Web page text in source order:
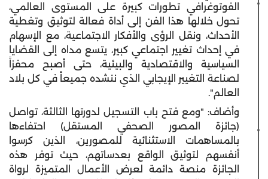
الفوتوغرافي تطورات كبيرة على المستوى العالمي،
تحول خلالها هذا الفن إلى أداة فعالة لتوثيق وتغطية
الأحداث، ونقل الرؤى والأفكار الاجتماعية، مع الإسهام
في إحداث تغيير اجتماعي كبير، يتسع مداه إلى القضايا
السياسية والاقتصادية والبيئية، حتى أصبح محفزاً
لصناعة التغيير الإيجابي الذي ننشده جميعاً في كل بلاد
العالم".
وأضاف: "ومع فتح باب التسجيل لدورتها الثالثة، تواصل
(جائزة المصور الصحفي المستقل) احتفاءها
بالمساهمات الاستثنائية للمصورين، الذين كرسوا
أنفسهم لتوثيق الواقع بعدساتهم، حيث توفر هذه
الجائزة منصة دائمة لعرض الأعمال المتميزة لرواة